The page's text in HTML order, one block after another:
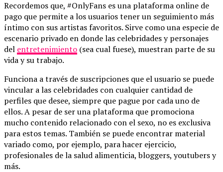
Recordemos que, #OnlyFans es una plataforma online de
pago que permite a los usuarios tener un seguimiento más
íntimo con sus artistas favoritos. Sirve como una especie de
escenario privado en donde las celebridades y personajes
del entretenimiento (sea cual fuese), muestran parte de su
vida y su trabajo.
Funciona a través de suscripciones que el usuario se puede
vincular a las celebridades con cualquier cantidad de
perfiles que desee, siempre que pague por cada uno de
ellos. A pesar de ser una plataforma que promociona
mucho contenido relacionado con el sexo, no es exclusiva
para estos temas. También se puede encontrar material
variado como, por ejemplo, para hacer ejercicio,
profesionales de la salud alimenticia, bloggers, youtubers y
más.